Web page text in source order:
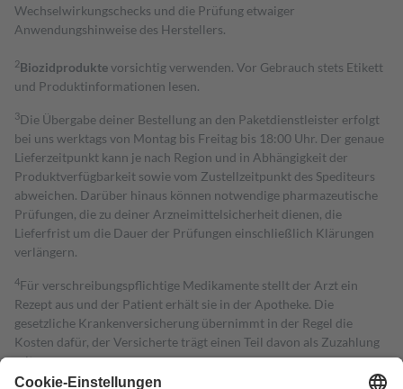
Wechselwirkungschecks und die Prüfung etwaiger
Anwendungshinweise des Herstellers.
2Biozidproduktevorsichtig verwenden. Vor Gebrauch stets Etikett
und Produktinformationen lesen.
3Die Übergabe deiner Bestellung an den Paketdienstleister erfolgt
bei uns werktags von Montag bis Freitag bis 18:00 Uhr. Der genaue
Lieferzeitpunkt kann je nach Region und in Abhängigkeit der
Produktverfügbarkeit sowie vom Zustellzeitpunkt des Spediteurs
abweichen. Darüber hinaus können notwendige pharmazeutische
Prüfungen, die zu deiner Arzneimittelsicherheit dienen, die
Lieferfrist um die Dauer der Prüfungen einschließlich Klärungen
verlängern.
4Für verschreibungspflichtige Medikamente stellt der Arzt ein
Rezept aus und der Patient erhält sie in der Apotheke. Die
gesetzliche Krankenversicherung übernimmt in der Regel die
Kosten dafür, der Versicherte trägt einen Teil davon als Zuzahlung
mit.
Grundsätzlich leisten Mitglieder Zuzahlungen in Höhe von zehn